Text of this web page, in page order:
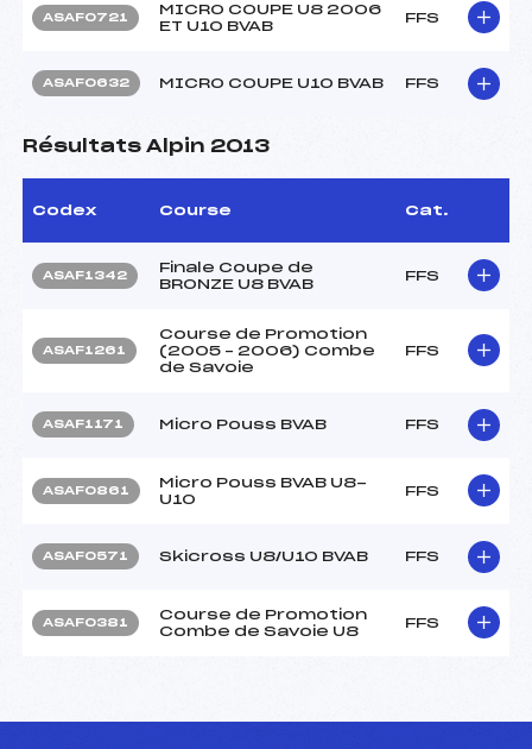
ASAF0721
MICRO COUPE U8 2006
ET U10 BVAB
FFS
ASAF0632 MICRO COUPE U10 BVAB FFS
Résultats Alpin 2013
Codex Course Cat.
ASAF1342
Finale Coupe de
BRONZE U8 BVAB
FFS
ASAF1261
Course de Promotion
(2005 – 2006) Combe
de Savoie
FFS
ASAF1171 Micro Pouss BVAB FFS
ASAF0861
Micro Pouss BVAB U8-
U10
FFS
ASAF0571 Skicross U8/U10 BVAB FFS
ASAF0381
Course de Promotion
Combe de Savoie U8
FFS